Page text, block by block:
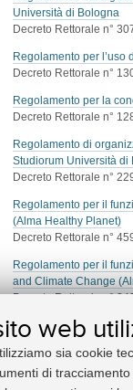
web
sia cookie
di
Università di Bologna
Decreto Rettorale n°
Regolamento per l’uso
Decreto Rettorale n°
Regolamento per la
Decreto Rettorale n°
Regolamento di
Studiorum Università di
Decreto Rettorale n°
Regolamento per il
(Alma Healthy Planet)
Decreto Rettorale n°
Regolamento per il
and Climate Change
Decreto Rettorale n°
Regolamento di ateneo
Decreto Rettorale n°
Disciplina per il